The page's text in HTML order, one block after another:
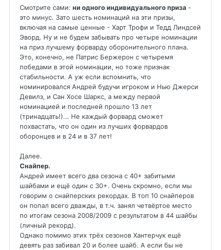
Смотрите сами: ни одного индивидуального приза -
это минус. Зато шесть номинаций на эти призы,
включая на самые ценные - Харт Трофи и Тедд Линдсей
Эворд. Ну и не будем забывать про четыре номинации
на приз лучшему форварду оборонительного плана.
Это, конечно, не Патрис Бержерон с четыремя
победами в этой номинации, но тоже признак
стабильности. А уж если вспомнить, что
номинировался Андрей будучи игроком и Нью Джерси
Девилз, и Сан Хосе Шаркс, а между первой
номинацией и последней прошло 13 лет
(тринадцать!)... Не каждый форвард сможет
похвастать, что он один из лучших форвардов
оборонцев и в 24 и в 37 лет!
Далее.
Снайпер.
Андрей имеет всего два сезона с 40+ забитыми
шайбами и ещё один с 30+. Очень скромно, если мы
говорим о снайперских рекордах. В топ 10 снайперов
он попал всего дважды, в т.ч. занял четвёртое место
по итогам сезона 2008/2009 с результатом в 44 шайбы
(личный рекорд).
Однако помимо этих трёх сезонов Хантерчук ещё
девять раз забивал 20 и более шайб. А если бы не